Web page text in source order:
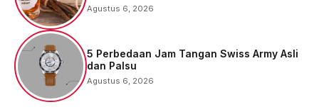
Agustus 6, 2026
5 Perbedaan Jam Tangan Swiss Army Asli
dan Palsu
Agustus 6, 2026